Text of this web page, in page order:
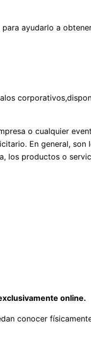
ayudarlo a
o cualquier
En general,
los productos o
online.
conocer